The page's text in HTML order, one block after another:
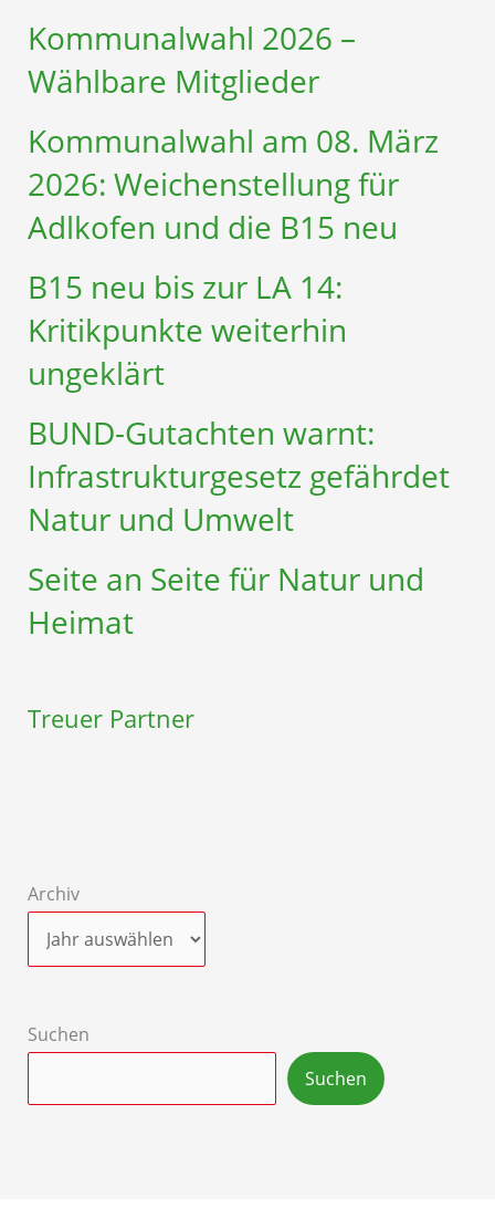
Kommunalwahl 2026 –
Wählbare Mitglieder
Kommunalwahl am 08. März
2026: Weichenstellung für
Adlkofen und die B15 neu
B15 neu bis zur LA 14:
Kritikpunkte weiterhin
ungeklärt
BUND-Gutachten warnt:
Infrastruktur­gesetz gefährdet
Natur und Umwelt
Seite an Seite für Natur und
Heimat
Treuer Partner
Archiv
Suchen
Suchen